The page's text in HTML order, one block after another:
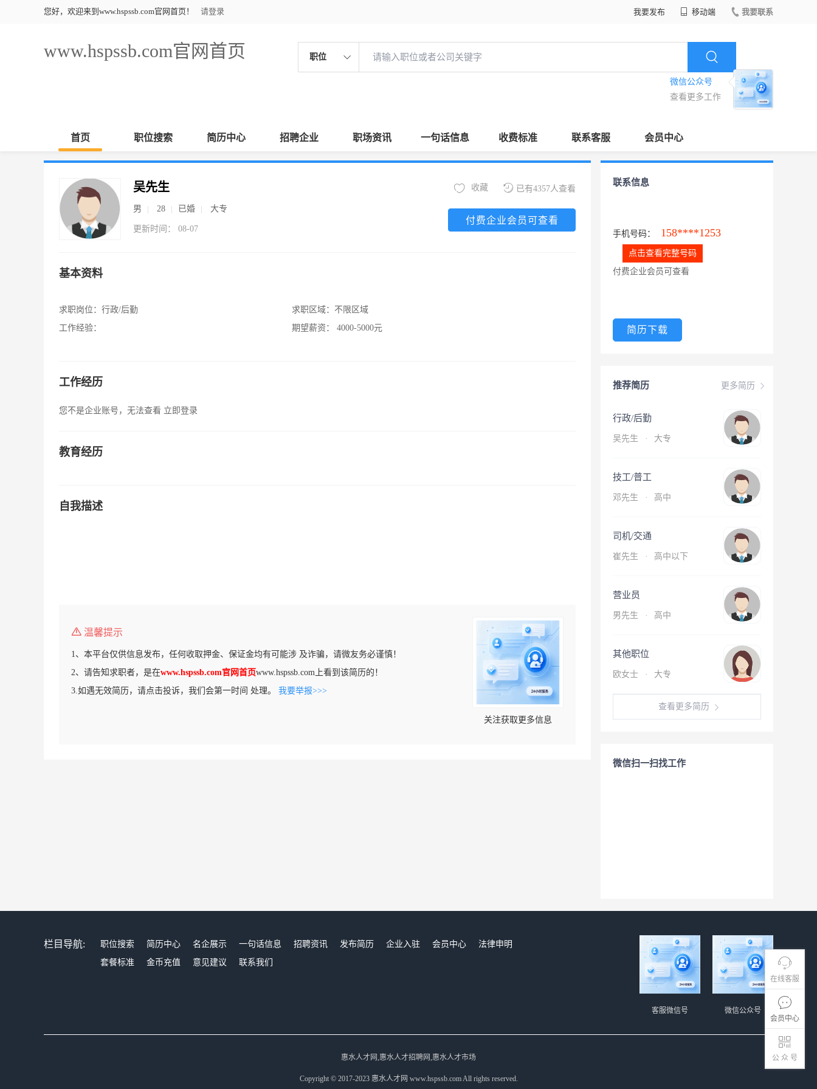
您好，欢迎来到www.hspssb.com官网首页！ 请登录 我要发布 移动端 我要联系
www.hspssb.com官网首页 职位
微信公众号
查看更多工作
首页 职位搜索 简历中心 招聘企业 职场资讯 一句话信息 收费标准 联系客服 会员中心
在线客服
会员中心
公 众 号
吴先生
男 28 已婚 大专
更新时间： 08-07
已有4357人查看
收藏
付费企业会员可查看
基本资料
求职岗位： 行政/后勤
工作经验：
求职区域： 不限区域
期望薪资：
4000-5000元
工作经历
您不是企业账号，无法查看 立即登录
教育经历
自我描述
温馨提示
1、本平台仅供信息发布，任何收取押金、保证金均有可能涉 及诈骗，请微友务必谨慎！
2、请告知求职者，是在www.hspssb.com官网首页www.hspssb.com上看到该简历的！
3.如遇无效简历，请点击投诉，我们会第一时间 处理。 我要举报>>>
关注获取更多信息
联系信息
手机号码： 158****1253
点击查看完整号码
付费企业会员可查看
简历下载
更多简历
推荐简历
行政/后勤
吴先生 · 大专
技工/普工
邓先生 · 高中
司机/交通
崔先生 · 高中以下
营业员
男先生 · 高中
其他职位
欧女士 · 大专
查看更多简历
微信扫一扫找工作
栏目导航: 职位搜索 简历中心 名企展示 一句话信息 招聘资讯 发布简历 企业入驻 会员中心
法律申明
套餐标准
金币充值 意见建议 联系我们
微信公众号
客服微信号
惠水人才网,惠水人才招聘网,惠水人才市场
Copyright © 2017-2023 惠水人才网 www.hspssb.com All rights reserved.